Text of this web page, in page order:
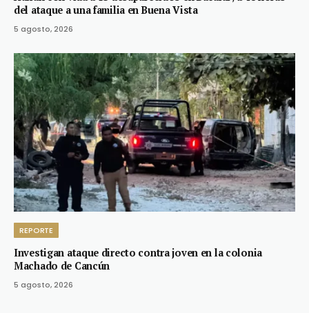
del ataque a una familia en Buena Vista
5 agosto, 2026
REPORTE
Investigan ataque directo contra joven en la colonia
Machado de Cancún
5 agosto, 2026